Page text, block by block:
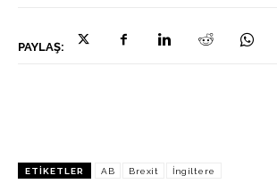
PAYLAŞ:
ETIKETLER AB Brexit İngiltere